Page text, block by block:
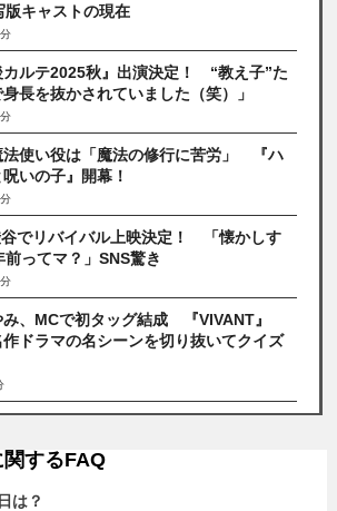
版キャストの現在
カルテ2025秋』出演決定！ “教え子”た
長を抜かされていました（笑）」
法使い役は「魔法の修行に苦労」 『ハ
いの子』開幕！
でリバイバル上映決定！ 「懐かしす
ってマ？」SNS驚き
、MCで初タッグ結成 『VIVANT』
作ドラマの名シーンを切り抜いてクイズ
関するFAQ
は？